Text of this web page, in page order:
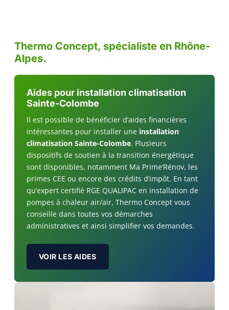
Thermo Concept, spécialiste en Rhône-
Alpes.
Aides pour installation climatisation
Sainte-Colombe
Il est possible de bénéficier d’aides financières
intéressantes pour installer une installation
climatisation Sainte-Colombe. Plusieurs
dispositifs de soutien à la transition énergétique
sont disponibles, notamment Ma Prime’Rénov, les
primes CEE ou encore des crédits d’impôt. En tant
qu’expert certifié RGE QUALIPAC en installation de
pompes à chaleur air/air, Thermo Concept vous
conseille dans toutes vos démarches
administratives et ainsi simplifier vos demandes.
VOIR LES AIDES